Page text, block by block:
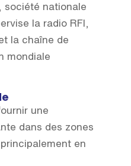
société nationale
la radio RFI,
la chaîne de
mondiale
une
dans des zones
en